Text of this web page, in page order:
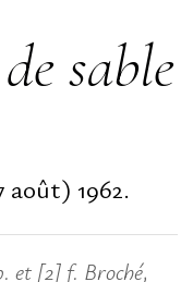
sable
1962.
et [2] f. Broché,